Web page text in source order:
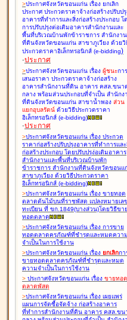
>ประกาศจังหวัดขอนแก่น เรื่อง ยกเลิก
ประกาศ ประกวดราคาจ้างก่อสร้างปรับปรุ
อาคารที่ทำการและสิ่งก่อสร้างประกอบ โ
การปรับปรุงต่อเติมอาคารสำนักงานและ
พื้นที่บริเวณบ้านพักข้าราชการ สำนักงาน
ที่ดินจังหวัดขอนแก่น สาขาภูเวียง ด้วยวิ
ประกวดราคาอิเล็กทรอนิกส์ (e-bidding)
-ประกาศ
>ประกาศจังหวัดขอนแก่น เรื่อง ผู้ชนะการ
เสนอราคา ประกวดราคาจ้างก่อสร้าง
อาคารสำนักงานที่ดิน อาคาร คสล.ขนา
กลาง พร้อมส่วนประกอบที่จำเป็น สำนักง
ที่ดินจังหวัดขอนแก่น สาขาน้ำพอง ส่วน
แยกอุบลรัตน์ ด้วยวิธีประกวดราคา
อิเล็กทรอนิกส์ (e-bidding)
-ประกาศ
>ประกาศจังหวัดขอนแก่น เรื่อง ประกวด
ราคาก่อสร้างปรับปรุงอาคารที่ทำการและ
ก่อสร้างประกอบ โดยปรับปรุง่อเติมอาคาร
สำนักงานและพื้นที่บริเวณบ้านพัก
ข้าราชการ สำนักงานที่ดินจังหวัดขอนแ
สาขาภูเวียง ด้วยวิธีประกวดราคา
อิเล็กทรอนิกส์ (e-bidding)
>ประกาศจังหวัดขอนแก่น เรื่อง ขายทอด
ตลาดต้นไม้บนที่ราชพัสดุ แปลงหมายเลข
ทะเบียน ที่ ขก.1849(บางส่วน)โดยวิธีขาย
ทอดตลาด
>ประกาศจังหวัดขอนแก่น เรื่อง การขาย
ทอดตลาดครุภัณฑ์ที่ชำรุดและหมดความ
จำเป็นในการใช้งาน
>ประกาศจังหวัดขอนแก่น เรื่อง ยกเลิกกา
ขายทอดตลาดครุภัณฑ์ที่ชำรุดและหมด
ความจำเป็นในการใช้งาน
> ประกาศจังหวัดขอนแก่น เรื่อง ขายทอด
ตลาดพัสดุ
>ประกาศจังหวัดขอนแก่น เรื่อง เผยแพร่
แผนการจัดซื้อจัดจ้าง ก่อสร้างอาคาร
ที่ทำการสำนักงานที่ดิน อาคาร คสล.ขน